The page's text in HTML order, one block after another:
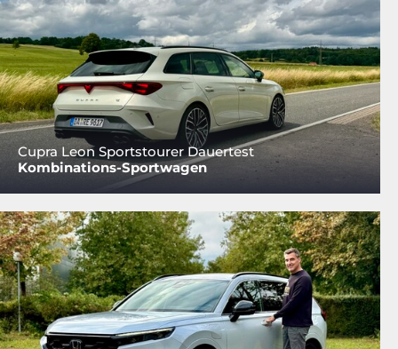
Cupra Leon Sportstourer Dauertest
Kombinations-Sportwagen